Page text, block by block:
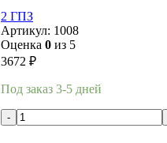
2 ГПЗ
Артикул: 1008
Оценка 0 из 5
3672 ₽
Под заказ 3-5 дней